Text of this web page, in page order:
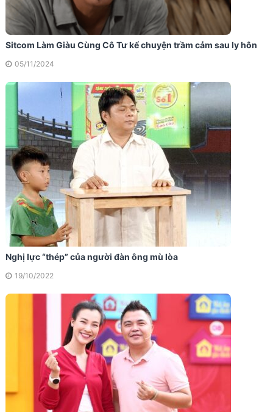
Sitcom Làm Giàu Cùng Cô Tư kể chuyện trầm cảm sau ly hôn
05/11/2024
Nghị lực “thép” của người đàn ông mù lòa
19/10/2022